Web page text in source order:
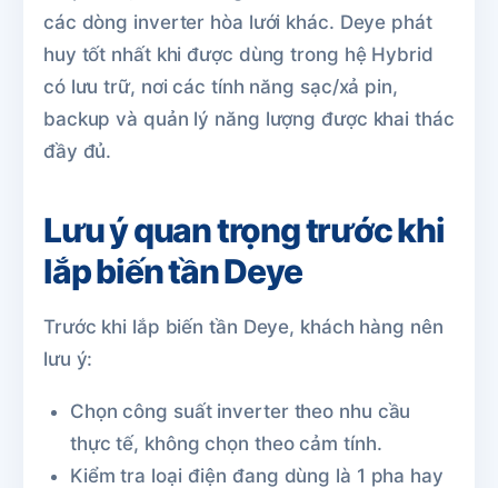
các dòng inverter hòa lưới khác. Deye phát
huy tốt nhất khi được dùng trong hệ Hybrid
có lưu trữ, nơi các tính năng sạc/xả pin,
backup và quản lý năng lượng được khai thác
đầy đủ.
Lưu ý quan trọng trước khi
lắp biến tần Deye
Trước khi lắp biến tần Deye, khách hàng nên
lưu ý:
Chọn công suất inverter theo nhu cầu
thực tế, không chọn theo cảm tính.
Kiểm tra loại điện đang dùng là 1 pha hay